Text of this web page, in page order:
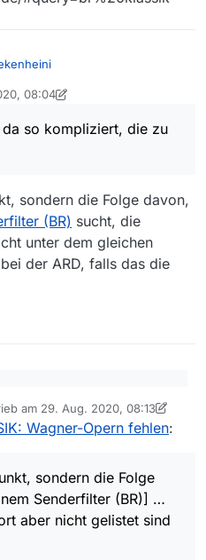
da so kompliziert, die zu
mediathekviewweb.de/#query
mediathekviewweb.de/#query
08:04
so kompliziert, die zu
sondern die Folge davon,
(BR) sucht, die
unter dem gleichen
der ARD, falls das die
sondern die Folge davon,
(BR)
sucht, die
bei der ARD, falls das die
am 29. Aug. 2020, 08:13
editiert von Ein ehemaliger
Wagner-Opern fehlen:
sondern die Folge
Senderfilter (BR)] …
aber nicht gelistet sind